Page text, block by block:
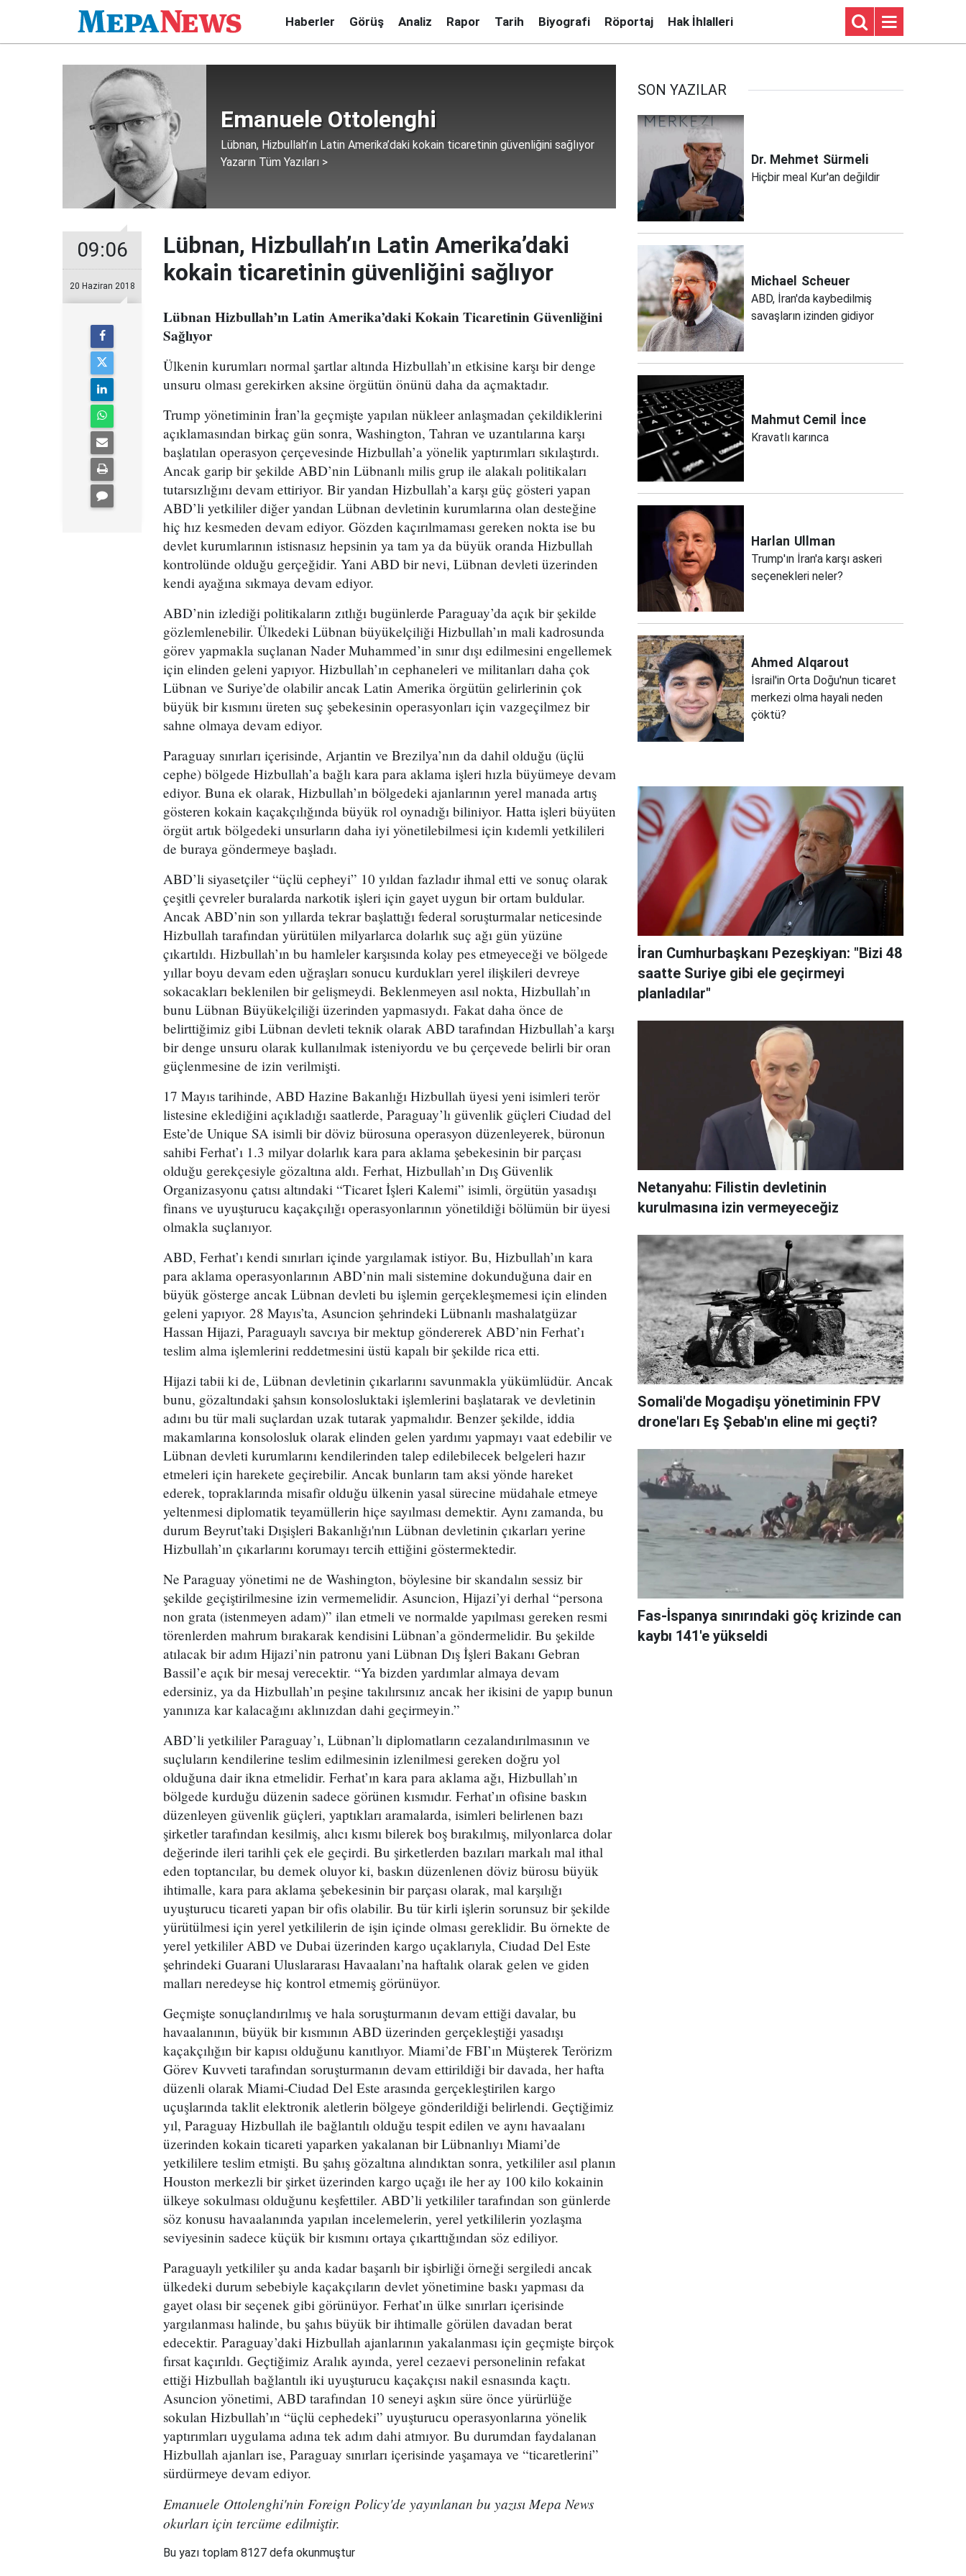
Haberler Görüş Analiz Rapor Tarih Biyografi Röportaj Hak İhlalleri
Emanuele Ottolenghi
Lübnan, Hizbullah’ın Latin Amerika’daki kokain ticaretinin güvenliğini sağlıyor
Yazarın Tüm Yazıları >
09:06
20 Haziran 2018
Lübnan, Hizbullah’ın Latin Amerika’daki
kokain ticaretinin güvenliğini sağlıyor
Lübnan Hizbullah’ın Latin Amerika’daki Kokain Ticaretinin Güvenliğini
Sağlıyor
Ülkenin kurumları normal şartlar altında Hizbullah’ın etkisine karşı bir denge
unsuru olması gerekirken aksine örgütün önünü daha da açmaktadır.
Trump yönetiminin İran’la geçmişte yapılan nükleer anlaşmadan çekildiklerini
açıklamasından birkaç gün sonra, Washington, Tahran ve uzantılarına karşı
başlatılan operasyon çerçevesinde Hizbullah’a yönelik yaptırımları sıkılaştırdı.
Ancak garip bir şekilde ABD’nin Lübnanlı milis grup ile alakalı politikaları
tutarsızlığını devam ettiriyor. Bir yandan Hizbullah’a karşı güç gösteri yapan
ABD’li yetkililer diğer yandan Lübnan devletinin kurumlarına olan desteğine
hiç hız kesmeden devam ediyor. Gözden kaçırılmaması gereken nokta ise bu
devlet kurumlarının istisnasız hepsinin ya tam ya da büyük oranda Hizbullah
kontrolünde olduğu gerçeğidir. Yani ABD bir nevi, Lübnan devleti üzerinden
kendi ayağına sıkmaya devam ediyor.
ABD’nin izlediği politikaların zıtlığı bugünlerde Paraguay’da açık bir şekilde
gözlemlenebilir. Ülkedeki Lübnan büyükelçiliği Hizbullah’ın mali kadrosunda
görev yapmakla suçlanan Nader Muhammed’in sınır dışı edilmesini engellemek
için elinden geleni yapıyor. Hizbullah’ın cephaneleri ve militanları daha çok
Lübnan ve Suriye’de olabilir ancak Latin Amerika örgütün gelirlerinin çok
büyük bir kısmını üreten suç şebekesinin operasyonları için vazgeçilmez bir
sahne olmaya devam ediyor.
Paraguay sınırları içerisinde, Arjantin ve Brezilya’nın da dahil olduğu (üçlü
cephe) bölgede Hizbullah’a bağlı kara para aklama işleri hızla büyümeye devam
ediyor. Buna ek olarak, Hizbullah’ın bölgedeki ajanlarının yerel manada artış
gösteren kokain kaçakçılığında büyük rol oynadığı biliniyor. Hatta işleri büyüten
örgüt artık bölgedeki unsurların daha iyi yönetilebilmesi için kıdemli yetkilileri
de buraya göndermeye başladı.
ABD’li siyasetçiler “üçlü cepheyi” 10 yıldan fazladır ihmal etti ve sonuç olarak
çeşitli çevreler buralarda narkotik işleri için gayet uygun bir ortam buldular.
Ancak ABD’nin son yıllarda tekrar başlattığı federal soruşturmalar neticesinde
Hizbullah tarafından yürütülen milyarlarca dolarlık suç ağı gün yüzüne
çıkartıldı. Hizbullah’ın bu hamleler karşısında kolay pes etmeyeceği ve bölgede
yıllar boyu devam eden uğraşları sonucu kurdukları yerel ilişkileri devreye
sokacakları beklenilen bir gelişmeydi. Beklenmeyen asıl nokta, Hizbullah’ın
bunu Lübnan Büyükelçiliği üzerinden yapmasıydı. Fakat daha önce de
belirttiğimiz gibi Lübnan devleti teknik olarak ABD tarafından Hizbullah’a karşı
bir denge unsuru olarak kullanılmak isteniyordu ve bu çerçevede belirli bir oran
güçlenmesine de izin verilmişti.
17 Mayıs tarihinde, ABD Hazine Bakanlığı Hizbullah üyesi yeni isimleri terör
listesine eklediğini açıkladığı saatlerde, Paraguay’lı güvenlik güçleri Ciudad del
Este’de Unique SA isimli bir döviz bürosuna operasyon düzenleyerek, büronun
sahibi Ferhat’ı 1.3 milyar dolarlık kara para aklama şebekesinin bir parçası
olduğu gerekçesiyle gözaltına aldı. Ferhat, Hizbullah’ın Dış Güvenlik
Organizasyonu çatısı altındaki “Ticaret İşleri Kalemi” isimli, örgütün yasadışı
finans ve uyuşturucu kaçakçılığı operasyonlarının yönetildiği bölümün bir üyesi
olmakla suçlanıyor.
ABD, Ferhat’ı kendi sınırları içinde yargılamak istiyor. Bu, Hizbullah’ın kara
para aklama operasyonlarının ABD’nin mali sistemine dokunduğuna dair en
büyük gösterge ancak Lübnan devleti bu işlemin gerçekleşmemesi için elinden
geleni yapıyor. 28 Mayıs’ta, Asuncion şehrindeki Lübnanlı mashalatgüzar
Hassan Hijazi, Paraguaylı savcıya bir mektup göndererek ABD’nin Ferhat’ı
teslim alma işlemlerini reddetmesini üstü kapalı bir şekilde rica etti.
Hijazi tabii ki de, Lübnan devletinin çıkarlarını savunmakla yükümlüdür. Ancak
bunu, gözaltındaki şahsın konsolosluktaki işlemlerini başlatarak ve devletinin
adını bu tür mali suçlardan uzak tutarak yapmalıdır. Benzer şekilde, iddia
makamlarına konsolosluk olarak elinden gelen yardımı yapmayı vaat edebilir ve
Lübnan devleti kurumlarını kendilerinden talep edilebilecek belgeleri hazır
etmeleri için harekete geçirebilir. Ancak bunların tam aksi yönde hareket
ederek, topraklarında misafir olduğu ülkenin yasal sürecine müdahale etmeye
yeltenmesi diplomatik teyamüllerin hiçe sayılması demektir. Aynı zamanda, bu
durum Beyrut’taki Dışişleri Bakanlığı'nın Lübnan devletinin çıkarları yerine
Hizbullah’ın çıkarlarını korumayı tercih ettiğini göstermektedir.
Ne Paraguay yönetimi ne de Washington, böylesine bir skandalın sessiz bir
şekilde geçiştirilmesine izin vermemelidir. Asuncion, Hijazi’yi derhal “persona
non grata (istenmeyen adam)” ilan etmeli ve normalde yapılması gereken resmi
törenlerden mahrum bırakarak kendisini Lübnan’a göndermelidir. Bu şekilde
atılacak bir adım Hijazi’nin patronu yani Lübnan Dış İşleri Bakanı Gebran
Bassil’e açık bir mesaj verecektir. “Ya bizden yardımlar almaya devam
edersiniz, ya da Hizbullah’ın peşine takılırsınız ancak her ikisini de yapıp bunun
yanınıza kar kalacağını aklınızdan dahi geçirmeyin.”
ABD’li yetkililer Paraguay’ı, Lübnan’lı diplomatların cezalandırılmasının ve
suçluların kendilerine teslim edilmesinin izlenilmesi gereken doğru yol
olduğuna dair ikna etmelidir. Ferhat’ın kara para aklama ağı, Hizbullah’ın
bölgede kurduğu düzenin sadece görünen kısmıdır. Ferhat’ın ofisine baskın
düzenleyen güvenlik güçleri, yaptıkları aramalarda, isimleri belirlenen bazı
şirketler tarafından kesilmiş, alıcı kısmı bilerek boş bırakılmış, milyonlarca dolar
değerinde ileri tarihli çek ele geçirdi. Bu şirketlerden bazıları markalı mal ithal
eden toptancılar, bu demek oluyor ki, baskın düzenlenen döviz bürosu büyük
ihtimalle, kara para aklama şebekesinin bir parçası olarak, mal karşılığı
uyuşturucu ticareti yapan bir ofis olabilir. Bu tür kirli işlerin sorunsuz bir şekilde
yürütülmesi için yerel yetkililerin de işin içinde olması gereklidir. Bu örnekte de
yerel yetkililer ABD ve Dubai üzerinden kargo uçaklarıyla, Ciudad Del Este
şehrindeki Guarani Uluslararası Havaalanı’na haftalık olarak gelen ve giden
malları neredeyse hiç kontrol etmemiş görünüyor.
Geçmişte sonuçlandırılmış ve hala soruşturmanın devam ettiği davalar, bu
havaalanının, büyük bir kısmının ABD üzerinden gerçekleştiği yasadışı
kaçakçılığın bir kapısı olduğunu kanıtlıyor. Miami’de FBI’ın Müşterek Terörizm
Görev Kuvveti tarafından soruşturmanın devam ettirildiği bir davada, her hafta
düzenli olarak Miami-Ciudad Del Este arasında gerçekleştirilen kargo
uçuşlarında taklit elektronik aletlerin bölgeye gönderildiği belirlendi. Geçtiğimiz
yıl, Paraguay Hizbullah ile bağlantılı olduğu tespit edilen ve aynı havaalanı
üzerinden kokain ticareti yaparken yakalanan bir Lübnanlıyı Miami’de
yetkililere teslim etmişti. Bu şahış gözaltına alındıktan sonra, yetkililer asıl planın
Houston merkezli bir şirket üzerinden kargo uçağı ile her ay 100 kilo kokainin
ülkeye sokulması olduğunu keşfettiler. ABD’li yetkililer tarafından son günlerde
söz konusu havaalanında yapılan incelemelerin, yerel yetkililerin yozlaşma
seviyesinin sadece küçük bir kısmını ortaya çıkarttığından söz ediliyor.
Paraguaylı yetkililer şu anda kadar başarılı bir işbirliği örneği sergiledi ancak
ülkedeki durum sebebiyle kaçakçıların devlet yönetimine baskı yapması da
gayet olası bir seçenek gibi görünüyor. Ferhat’ın ülke sınırları içerisinde
yargılanması halinde, bu şahıs büyük bir ihtimalle görülen davadan berat
edecektir. Paraguay’daki Hizbullah ajanlarının yakalanması için geçmişte birçok
fırsat kaçırıldı. Geçtiğimiz Aralık ayında, yerel cezaevi personelinin refakat
ettiği Hizbullah bağlantılı iki uyuşturucu kaçakçısı nakil esnasında kaçtı.
Asuncion yönetimi, ABD tarafından 10 seneyi aşkın süre önce yürürlüğe
sokulan Hizbullah’ın “üçlü cephedeki” uyuşturucu operasyonlarına yönelik
yaptırımları uygulama adına tek adım dahi atmıyor. Bu durumdan faydalanan
Hizbullah ajanları ise, Paraguay sınırları içerisinde yaşamaya ve “ticaretlerini”
sürdürmeye devam ediyor.
Emanuele Ottolenghi'nin Foreign Policy'de yayınlanan bu yazısı Mepa News
okurları için tercüme edilmiştir.
Bu yazı toplam 8127 defa okunmuştur
SON YAZILAR
Dr. Mehmet Sürmeli
Hiçbir meal Kur'an değildir
Michael Scheuer
ABD, İran'da kaybedilmiş
savaşların izinden gidiyor
Mahmut Cemil İnce
Kravatlı karınca
Harlan Ullman
Trump'ın İran'a karşı askeri
seçenekleri neler?
Ahmed Alqarout
İsrail'in Orta Doğu'nun ticaret
merkezi olma hayali neden
çöktü?
İran Cumhurbaşkanı Pezeşkiyan: "Bizi 48
saatte Suriye gibi ele geçirmeyi
planladılar"
Netanyahu: Filistin devletinin
kurulmasına izin vermeyeceğiz
Somali'de Mogadişu yönetiminin FPV
drone'ları Eş Şebab'ın eline mi geçti?
Fas-İspanya sınırındaki göç krizinde can
kaybı 141'e yükseldi